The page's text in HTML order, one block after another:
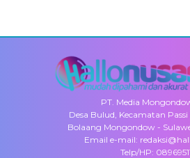
PT. Media
Desa Bulud, Kecamatan
Bolaang Mongondow -
Email e-mail:
Telp/HP: